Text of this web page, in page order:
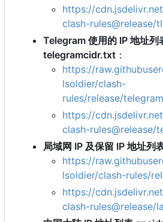
https://
clash-
Telegram 使用的 IP 地址列
telegramcidr.txt ：
https://
lsoldier/clash-
rules/release/
https://
clash-rules@release/
局域网 IP 及保留 IP 地址
https://
lsoldier/clash-rules/
https://
clash-rules@release/